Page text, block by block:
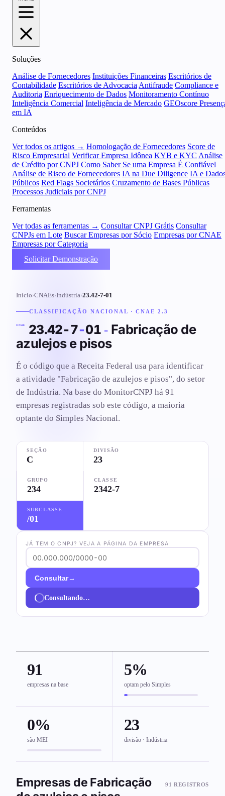
Soluções
Análise de Fornecedores Instituições Financeiras Escritórios de
Contabilidade Escritórios de Advocacia Antifraude Compliance e
Auditoria Enriquecimento de Dados Monitoramento Contínuo
Inteligência Comercial Inteligência de Mercado GEOscore
em IA
Conteúdos
Ver todos os artigos → Homologação de Fornecedores Score de
Risco Empresarial Verificar Empresa Idônea KYB e KYC Análise
de Crédito por CNPJ Como Saber Se uma Empresa É Confiável
Análise de Risco de Fornecedores IA na Due Diligence IA e
Públicos Red Flags Societários Cruzamento de Bases Públicas
Processos Judiciais por CNPJ
Ferramentas
Ver todas as ferramentas → Consultar CNPJ Grátis Consultar
CNPJs em Lote Buscar Empresas por Sócio Empresas por CNAE
Empresas por Categoria
Solicitar Demonstração
Início›CNAEs›Indústria›23.42-7-01
CLASSIFICAÇÃO NACIONAL · CNAE 2.3
CNAE 23.42-7-01- Fabricação de
azulejos e pisos
É o código que a Receita Federal usa para identificar
a atividade "Fabricação de azulejos e pisos", do setor
de Indústria. Na base do MonitorCNPJ há 91
empresas registradas sob este código, a maioria
optante do Simples Nacional.
SEÇÃO
C
DIVISÃO
23
GRUPO
234
CLASSE
2342-7
SUBCLASSE
/01
JÁ TEM O CNPJ? VEJA A PÁGINA DA EMPRESA
Consultar→
Consultando…
91
empresas na base
5%
optam pelo Simples
0%
são MEI
23
divisão · Indústria
Empresas de Fabricação
91 REGISTROS